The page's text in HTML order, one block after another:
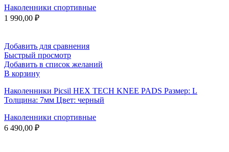
Наколенники спортивные
1 990,00 ₽
Добавить для сравнения
Быстрый просмотр
Добавить в список желаний
В корзину
Наколенники Picsil HEX TECH KNEE PADS Размер: L
Толщина: 7мм Цвет: черный
Наколенники спортивные
6 490,00 ₽